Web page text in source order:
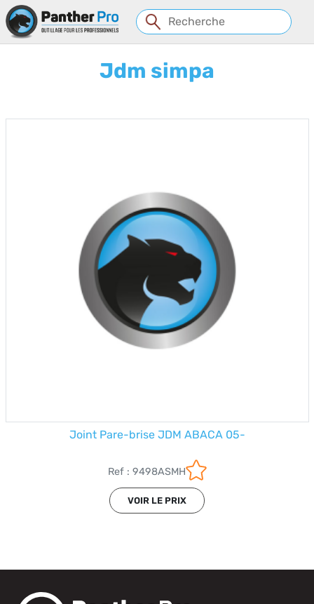
Jdm simpa
Joint Pare-brise JDM ABACA 05-
Ref : 9498ASMH
VOIR LE PRIX
Panneau de gestion des cookies